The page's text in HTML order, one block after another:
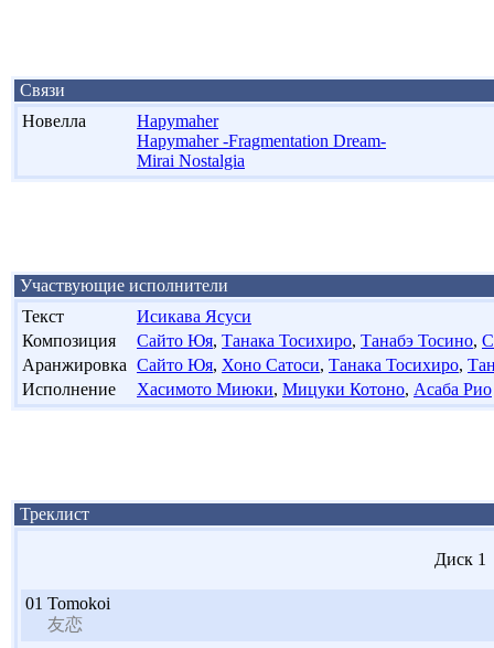
Связи
Новелла
Hapymaher
Hapymaher -Fragmentation Dream-
Mirai Nostalgia
Участвующие исполнители
Текст
Исикава Ясуси
Композиция
Сайто Юя, Танака Тосихиро, Танабэ Тосино,
Аранжировка Сайто Юя, Хоно Сатоси, Танака Тосихиро,
Исполнение
Хасимото Миюки, Мицуки Котоно, Асаба Рио
Треклист
Диск 1
01 Tomokoi
友恋